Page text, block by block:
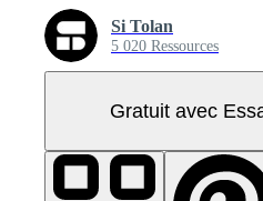
Si Tolan
5 020 Ressources
Gratuit avec